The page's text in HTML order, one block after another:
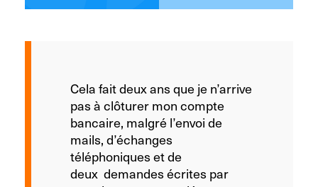
Cela fait deux ans que je n’arrive
pas à clôturer mon compte
bancaire, malgré l’envoi de
mails, d’échanges
téléphoniques et de
deux demandes écrites par